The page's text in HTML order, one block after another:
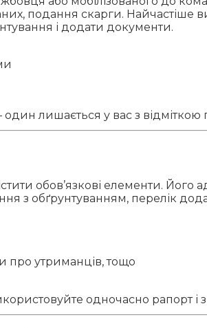
подання скарги. Найчастіше
і додати документи.
лишається у вас з відміткою
обов’язкові елементи.
з обґрунтуванням, перелік
про утриманців, тощо
одночасно рапорт і